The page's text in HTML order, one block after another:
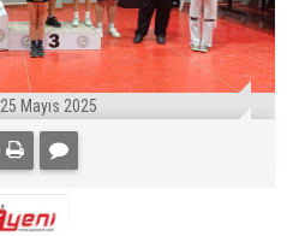
25 Mayıs 2025